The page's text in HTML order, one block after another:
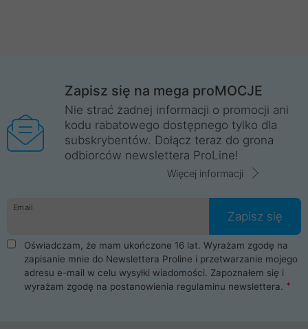
Zapisz się na mega proMOCJE
Nie strać żadnej informacji o promocji ani
kodu rabatowego dostępnego tylko dla
subskrybentów. Dołącz teraz do grona
odbiorców newslettera ProLine!
Więcej informacji
Email
Zapisz się
Oświadczam, że mam ukończone 16 lat. Wyrażam zgodę na
zapisanie mnie do Newslettera Proline i przetwarzanie mojego
adresu e-mail w celu wysyłki wiadomości. Zapoznałem się i
wyrażam zgodę na postanowienia regulaminu newslettera.